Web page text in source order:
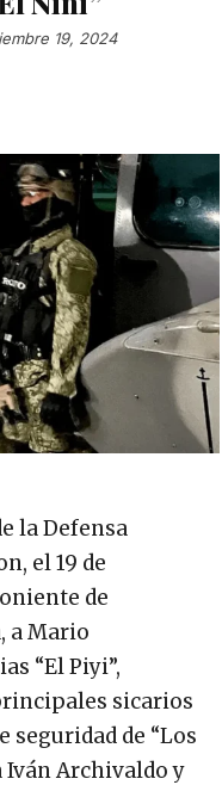
19, 2024
la Defensa
el 19 de
de
a Mario
“El Piyi”,
sicarios
seguridad de “Los
Iván Archivaldo y